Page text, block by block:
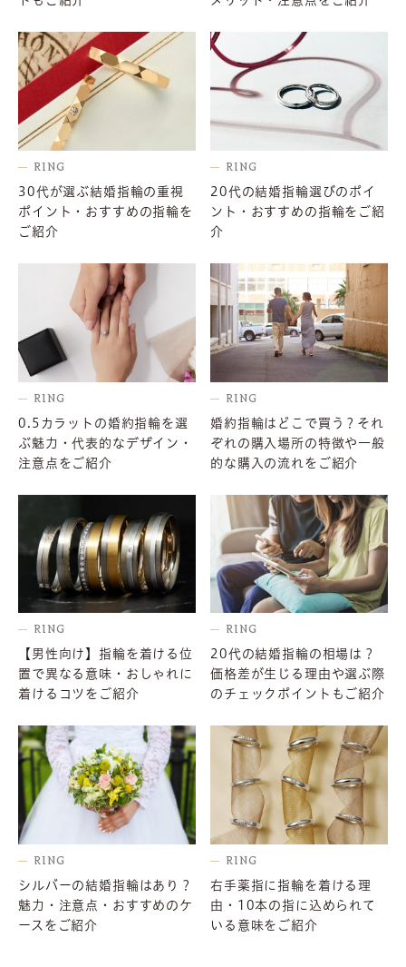
RING
30代が選ぶ結婚指輪の重視
ポイント・おすすめの指輪を
ご紹介
RING
20代の結婚指輪選びのポイ
ント・おすすめの指輪をご紹
介
RING
0.5カラットの婚約指輪を選
ぶ魅力・代表的なデザイン・
注意点をご紹介
RING
婚約指輪はどこで買う？それ
ぞれの購入場所の特徴や一般
的な購入の流れをご紹介
RING
【男性向け】指輪を着ける位
置で異なる意味・おしゃれに
着けるコツをご紹介
RING
20代の結婚指輪の相場は？
価格差が生じる理由や選ぶ際
のチェックポイントもご紹介
RING
シルバーの結婚指輪はあり？
魅力・注意点・おすすめのケ
ースをご紹介
RING
右手薬指に指輪を着ける理
由・10本の指に込められて
いる意味をご紹介